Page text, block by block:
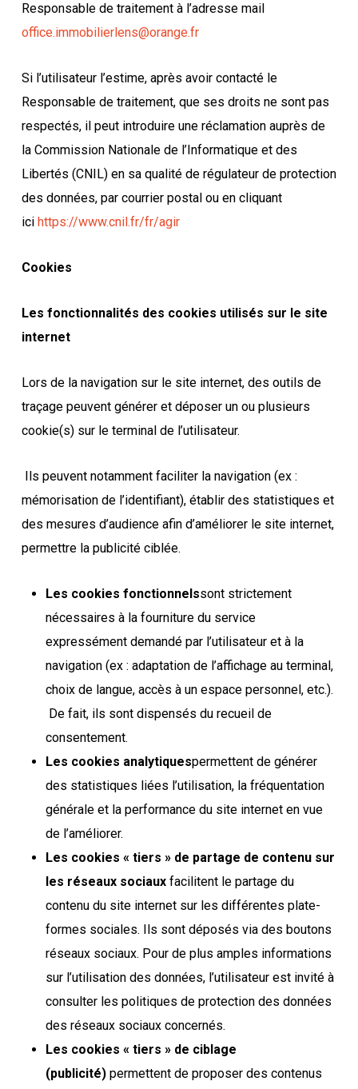
Responsable de traitement à l’adresse mail
office.immobilierlens@orange.fr
Si l’utilisateur l’estime, après avoir contacté le
Responsable de traitement, que ses droits ne sont pas
respectés, il peut introduire une réclamation auprès de
la Commission Nationale de l’Informatique et des
Libertés (CNIL) en sa qualité de régulateur de protection
des données, par courrier postal ou en cliquant
ici https://www.cnil.fr/fr/agir
Cookies
Les fonctionnalités des cookies utilisés sur le site
internet
Lors de la navigation sur le site internet, des outils de
traçage peuvent générer et déposer un ou plusieurs
cookie(s) sur le terminal de l’utilisateur.
Ils peuvent notamment faciliter la navigation (ex :
mémorisation de l’identifiant), établir des statistiques et
des mesures d’audience afin d’améliorer le site internet,
permettre la publicité ciblée.
Les cookies fonctionnelssont strictement
nécessaires à la fourniture du service
expressément demandé par l’utilisateur et à la
navigation (ex : adaptation de l’affichage au terminal,
choix de langue, accès à un espace personnel, etc.).
De fait, ils sont dispensés du recueil de
consentement.
Les cookies analytiquespermettent de générer
des statistiques liées l’utilisation, la fréquentation
générale et la performance du site internet en vue
de l’améliorer.
Les cookies « tiers » de partage de contenu sur
les réseaux sociaux facilitent le partage du
contenu du site internet sur les différentes plate-
formes sociales. Ils sont déposés via des boutons
réseaux sociaux. Pour de plus amples informations
sur l’utilisation des données, l’utilisateur est invité à
consulter les politiques de protection des données
des réseaux sociaux concernés.
Les cookies « tiers » de ciblage
(publicité) permettent de proposer des contenus